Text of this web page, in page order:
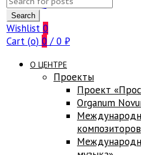
FAQ
for:
Search
Wishlist 0
Cart (o) 0 / 0 ₽
О ЦЕНТРЕ
Проекты
Проект
Оrganum
композиторов